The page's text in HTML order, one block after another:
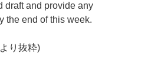
draft and provide any
the end of this week.
り抜粋)